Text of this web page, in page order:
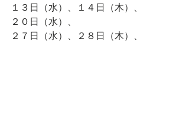
１３日（水）、１４日（木）、
２０日（水）、
２７日（水）、２８日（木）、